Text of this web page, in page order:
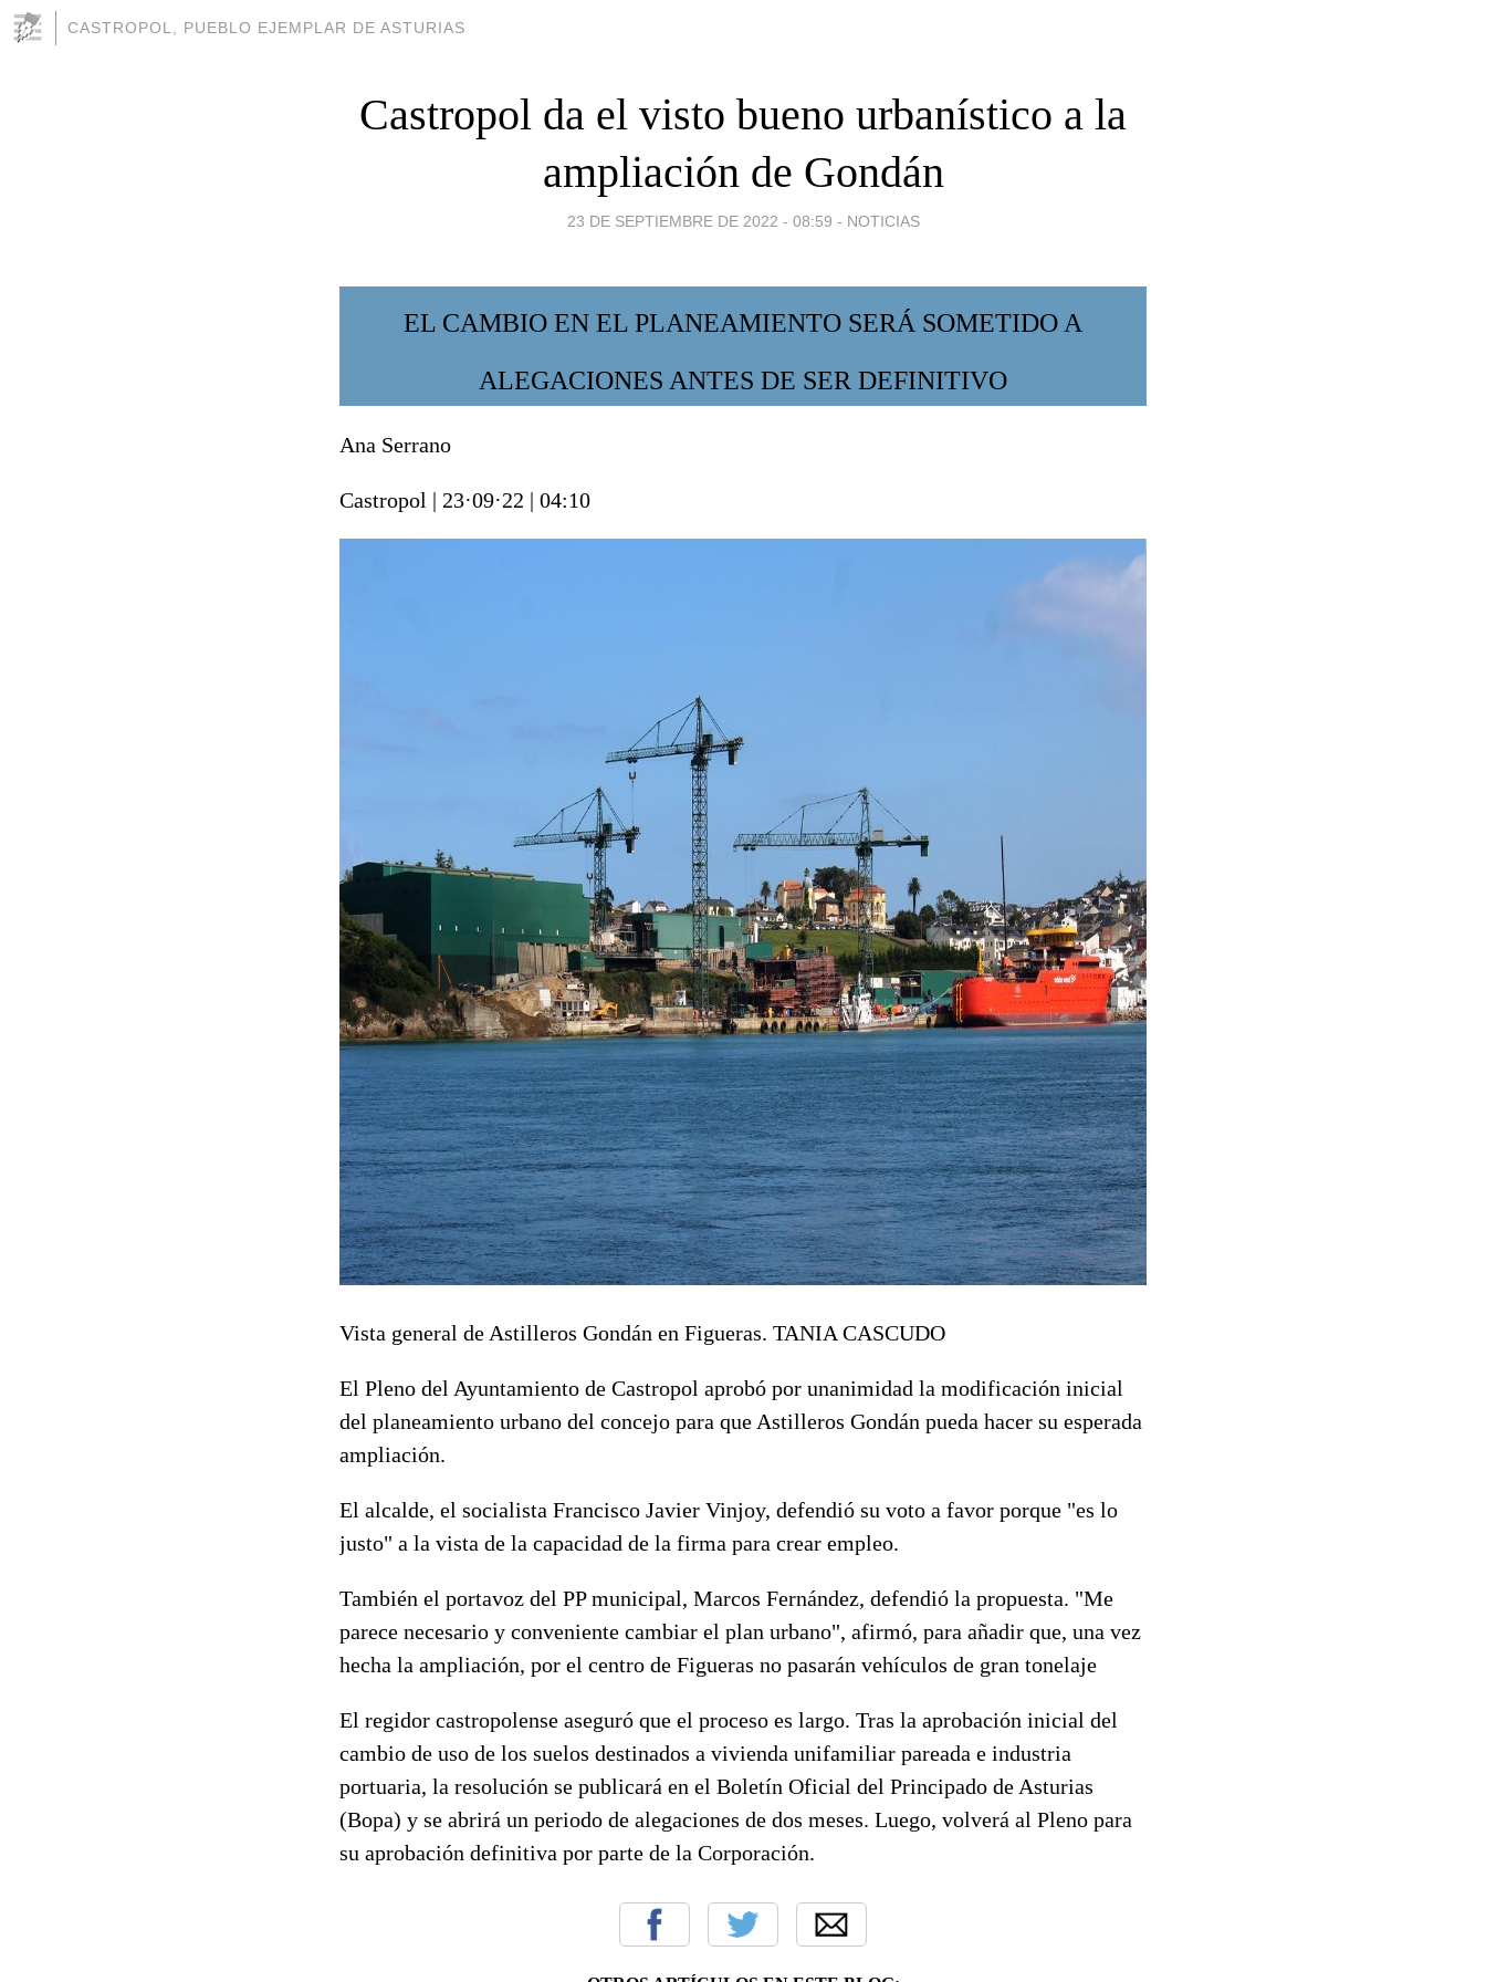
CASTROPOL, PUEBLO EJEMPLAR DE ASTURIAS
Castropol da el visto bueno urbanístico a la
ampliación de Gondán
23 DE SEPTIEMBRE DE 2022 - 08:59 - NOTICIAS
EL CAMBIO EN EL PLANEAMIENTO SERÁ SOMETIDO A
ALEGACIONES ANTES DE SER DEFINITIVO
Ana Serrano
Castropol | 23·09·22 | 04:10
Vista general de Astilleros Gondán en Figueras. TANIA CASCUDO
El Pleno del Ayuntamiento de Castropol aprobó por unanimidad la modificación inicial
del planeamiento urbano del concejo para que Astilleros Gondán pueda hacer su esperada
ampliación.
El alcalde, el socialista Francisco Javier Vinjoy, defendió su voto a favor porque "es lo
justo" a la vista de la capacidad de la firma para crear empleo.
También el portavoz del PP municipal, Marcos Fernández, defendió la propuesta. "Me
parece necesario y conveniente cambiar el plan urbano", afirmó, para añadir que, una vez
hecha la ampliación, por el centro de Figueras no pasarán vehículos de gran tonelaje
El regidor castropolense aseguró que el proceso es largo. Tras la aprobación inicial del
cambio de uso de los suelos destinados a vivienda unifamiliar pareada e industria
portuaria, la resolución se publicará en el Boletín Oficial del Principado de Asturias
(Bopa) y se abrirá un periodo de alegaciones de dos meses. Luego, volverá al Pleno para
su aprobación definitiva por parte de la Corporación.